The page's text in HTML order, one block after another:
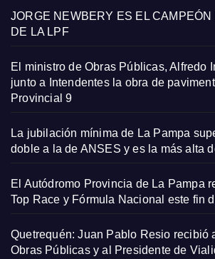
JORGE NEWBERY ES EL
DE LA LPF
El ministro de Obras Públicas, Alfredo
junto a Intendentes la obra de
Provincial 9
La jubilación mínima de La Pampa
doble a la de ANSES y es la más alta
El Autódromo Provincia de La Pampa
Top Race y Fórmula Nacional este fin
Quetrequén: Juan Pablo Resio recibió
Obras Públicas y al Presidente de